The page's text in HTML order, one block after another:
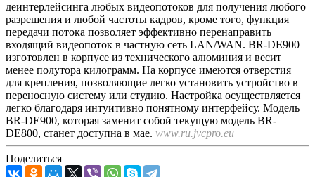
деинтерлейсинга любых видеопотоков для получения любого
разрешения и любой частоты кадров, кроме того, функция
передачи потока позволяет эффективно перенаправить
входящий видеопоток в частную сеть LAN/WAN. BR-DE900
изготовлен в корпусе из технического алюминия и весит
менее полутора килограмм. На корпусе имеются отверстия
для крепления, позволяющие легко установить устройство в
переносную систему или студию. Настройка осуществляется
легко благодаря интуитивно понятному интерфейсу. Модель
BR-DE900, которая заменит собой текущую модель BR-
DE800, станет доступна в мае. www.ru.jvcpro.eu
Поделиться